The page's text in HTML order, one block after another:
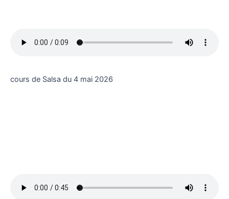
cours de Salsa du 4 mai 2026